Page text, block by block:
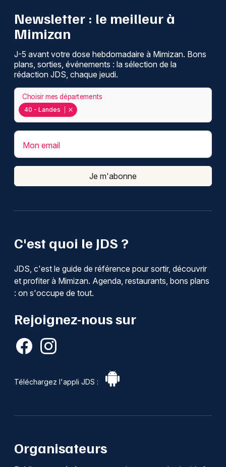
C'est quoi le JDS ?
JDS, c'est le guide de référence pour sortir, découvrir
et profiter à Mimizan. Agenda, restaurants, bons plans
: on s'occupe de tout.
Rejoignez-nous sur
Téléchargez l'appli JDS :
Newsletter : le meilleur à
Mimizan
J-5 avant votre dose hebdomadaire à Mimizan. Bons
plans, sorties, événements : la sélection de la
rédaction JDS, chaque jeudi.
40 - Landes
Choisir mes départements
Mon email
Je m'abonne
Organisateurs